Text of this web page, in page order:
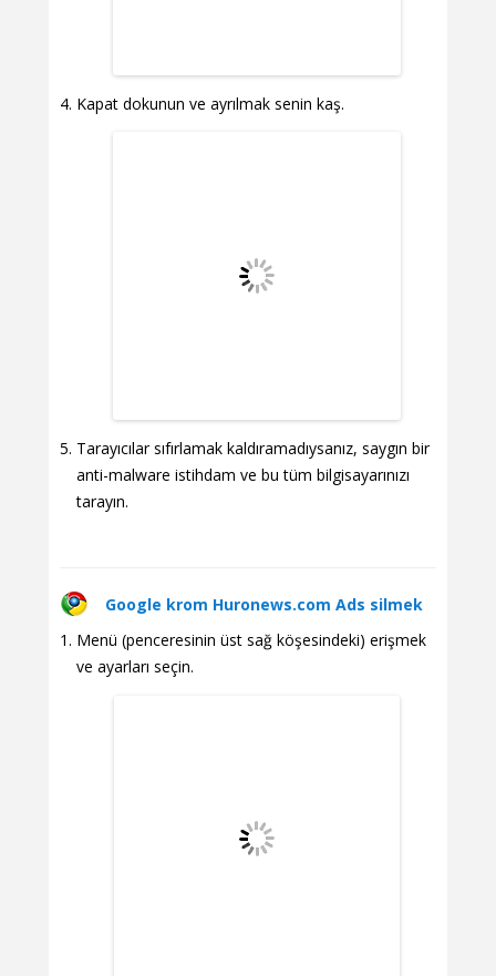
Kapat dokunun ve ayrılmak senin kaş.
Tarayıcılar sıfırlamak kaldıramadıysanız, saygın bir
anti-malware istihdam ve bu tüm bilgisayarınızı
tarayın.
Google krom Huronews.com Ads silmek
Menü (penceresinin üst sağ köşesindeki) erişmek
ve ayarları seçin.